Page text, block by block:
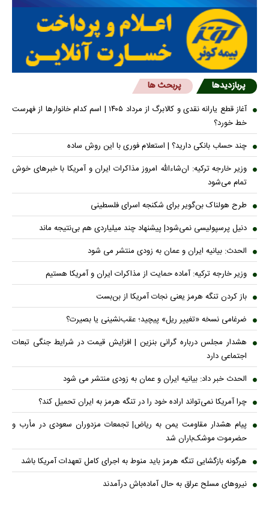
پربازدیدها پربحث ها
آغاز قطع یارانه نقدی و کالابرگ از مرداد ۱۴۰۵ | اسم کدام خانوار‌ها از فهرست
خط خورد؟
چند حساب بانکی دارید؟ | استعلام فوری با این روش ساده
وزیر خارجه ترکیه: ان‌شاءالله امروز مذاکرات ایران و آمریکا با خبرهای خوش
تمام می‌شود
طرح هولناک بن‌گویر برای شکنجه اسرای فلسطینی
دنیل پرسپولیسی نمی‌شود| پیشنهاد چند میلیاردی هم بی‌نتیجه ماند
الحدث: بیانیه ایران و عمان به زودی منتشر می شود
وزیر خارجه ترکیه: آماده حمایت از مذاکرات ایران و آمریکا هستیم
باز کردن تنگه هرمز یعنی نجات آمریکا از بن‌بست
ضرغامی نسخه «تغییر ریل» پیچید؛ عقب‌نشینی یا بصیرت؟
هشدار مجلس درباره گرانی بنزین | افزایش قیمت در شرایط جنگی تبعات
اجتماعی دارد
الحدث خبر داد: بیانیه ایران و عمان به زودی منتشر می شود
چرا آمریکا نمی‌تواند اراده خود را در تنگه هرمز به ایران تحمیل کند؟
پیام هشدار مقاومت یمن به ریاض| تجمعات مزدوران سعودی در مأرب و
حضرموت موشک‌باران شد
هرگونه بازگشایی تنگه هرمز باید منوط به اجرای کامل تعهدات آمریکا باشد
نیروهای مسلح عراق به حال آماده‌باش درآمدند